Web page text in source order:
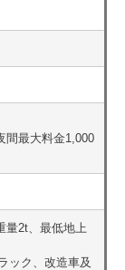
間最大料金1,000
量2t、最低地上
ック、改造車及